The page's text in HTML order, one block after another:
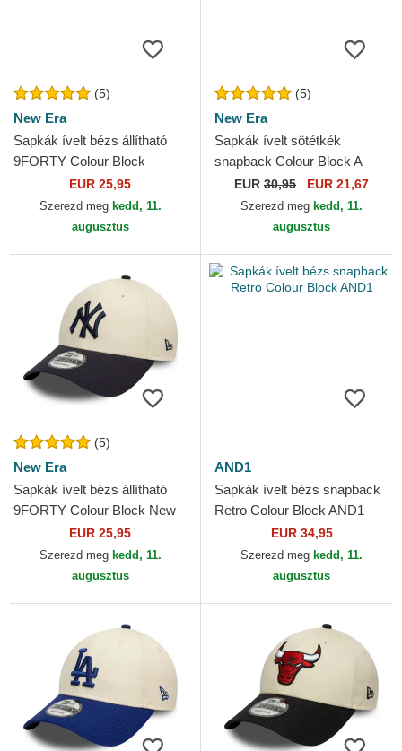
(5)
New Era
Sapkák ívelt bézs állítható
9FORTY Colour Block
Oakland Athletics MLB New
EUR 25,95
Szerezd meg kedd, 11.
augusztus
(5)
New Era
Sapkák ívelt sötétkék
snapback Colour Block A
Frame New York Yankees
MLB New Era
EUR 30,95 EUR 21,67
Szerezd meg kedd, 11.
augusztus
(5)
New Era
Sapkák ívelt bézs állítható
9FORTY Colour Block New
York Yankees MLB New Era
EUR 25,95
Szerezd meg kedd, 11.
augusztus
AND1
Sapkák ívelt bézs snapback
Retro Colour Block AND1
EUR 34,95
Szerezd meg kedd, 11.
augusztus